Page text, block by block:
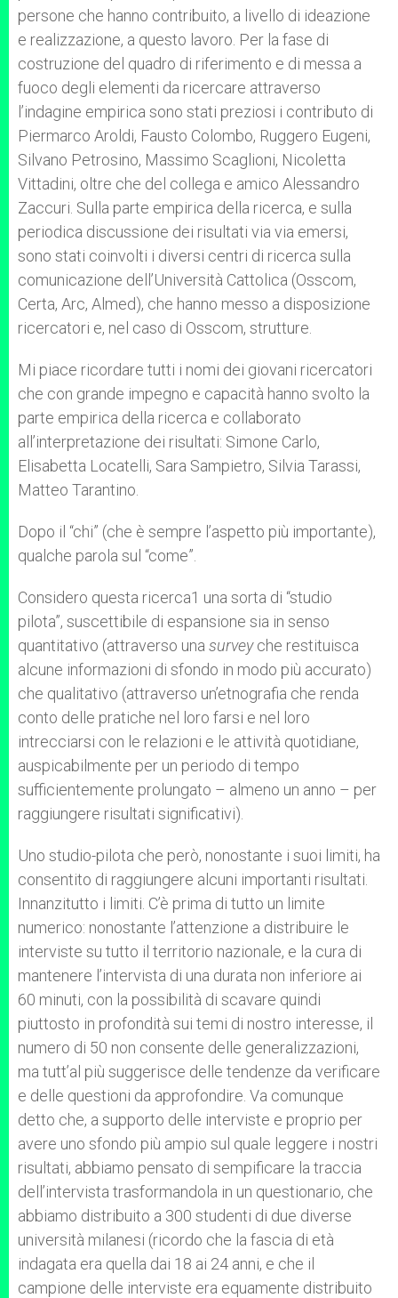
persone che hanno contribuito, a livello di ideazione
e realizzazione, a questo lavoro. Per la fase di
costruzione del quadro di riferimento e di messa a
fuoco degli elementi da ricercare attraverso
l’indagine empirica sono stati preziosi i contributo di
Piermarco Aroldi, Fausto Colombo, Ruggero Eugeni,
Silvano Petrosino, Massimo Scaglioni, Nicoletta
Vittadini, oltre che del collega e amico Alessandro
Zaccuri. Sulla parte empirica della ricerca, e sulla
periodica discussione dei risultati via via emersi,
sono stati coinvolti i diversi centri di ricerca sulla
comunicazione dell’Università Cattolica (Osscom,
Certa, Arc, Almed), che hanno messo a disposizione
ricercatori e, nel caso di Osscom, strutture.
Mi piace ricordare tutti i nomi dei giovani ricercatori
che con grande impegno e capacità hanno svolto la
parte empirica della ricerca e collaborato
all’interpretazione dei risultati: Simone Carlo,
Elisabetta Locatelli, Sara Sampietro, Silvia Tarassi,
Matteo Tarantino.
Dopo il “chi” (che è sempre l’aspetto più importante),
qualche parola sul “come”.
Considero questa ricerca1 una sorta di “studio
pilota”, suscettibile di espansione sia in senso
quantitativo (attraverso una surveyche restituisca
alcune informazioni di sfondo in modo più accurato)
che qualitativo (attraverso un’etnografia che renda
conto delle pratiche nel loro farsi e nel loro
intrecciarsi con le relazioni e le attività quotidiane,
auspicabilmente per un periodo di tempo
sufficientemente prolungato – almeno un anno – per
raggiungere risultati significativi).
Uno studio-pilota che però, nonostante i suoi limiti, ha
consentito di raggiungere alcuni importanti risultati.
Innanzitutto i limiti. C’è prima di tutto un limite
numerico: nonostante l’attenzione a distribuire le
interviste su tutto il territorio nazionale, e la cura di
mantenere l’intervista di una durata non inferiore ai
60 minuti, con la possibilità di scavare quindi
piuttosto in profondità sui temi di nostro interesse, il
numero di 50 non consente delle generalizzazioni,
ma tutt’al più suggerisce delle tendenze da verificare
e delle questioni da approfondire. Va comunque
detto che, a supporto delle interviste e proprio per
avere uno sfondo più ampio sul quale leggere i nostri
risultati, abbiamo pensato di sempificare la traccia
dell’intervista trasformandola in un questionario, che
abbiamo distribuito a 300 studenti di due diverse
università milanesi (ricordo che la fascia di età
indagata era quella dai 18 ai 24 anni, e che il
campione delle interviste era equamente distribuito